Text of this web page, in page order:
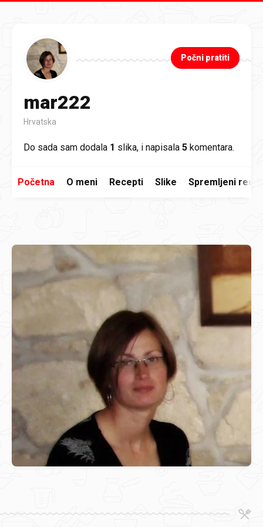
mar222
Hrvatska
Počni pratiti
Do sada sam dodala 1 slika, i napisala 5 komentara.
Početna O meni Recepti Slike Spremljeni